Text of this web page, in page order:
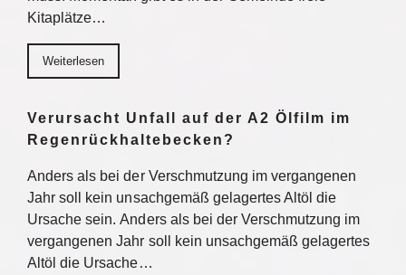
Kitaplätze…
Weiterlesen
Verursacht Unfall auf der A2 Ölfilm im
Regenrückhaltebecken?
Anders als bei der Verschmutzung im vergangenen
Jahr soll kein unsachgemäß gelagertes Altöl die
Ursache sein. Anders als bei der Verschmutzung im
vergangenen Jahr soll kein unsachgemäß gelagertes
Altöl die Ursache…